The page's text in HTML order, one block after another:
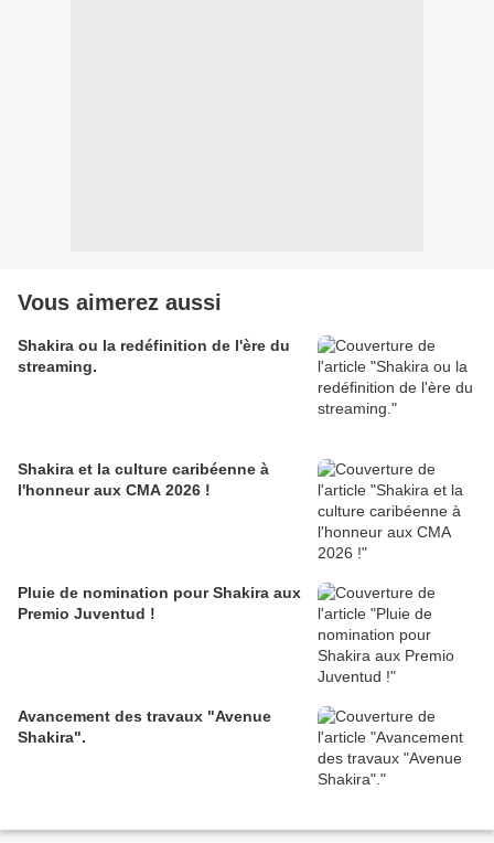
Vous aimerez aussi
Shakira ou la redéfinition de l'ère du
streaming.
Shakira et la culture caribéenne à
l'honneur aux CMA 2026 !
Pluie de nomination pour Shakira aux
Premio Juventud !
Avancement des travaux "Avenue
Shakira".